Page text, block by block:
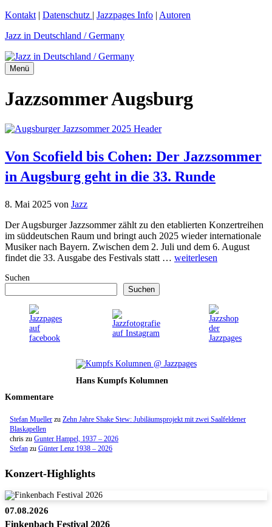
Zum
springen
Kontakt | Datenschutz | Jazzpages Info | Autoren
Jazz in Deutschland / Germany
Menü
Jazzsommer Augsburg
Von Scofield bis Cohen: Der Jazzsommer
in Augsburg geht in die 33. Runde
8. Mai 2025 von Jazz
Der Augsburger Jazzsommer zählt zu den etablierten Konzertreihen
im süddeutschen Raum und bringt auch 2025 wieder internationale
Musiker nach Bayern. Zwischen dem 2. Juli und dem 6. August
findet die 33. Ausgabe des Festivals statt … weiterlesen
Suchen
Suchen
Hans Kumpfs Kolumnen
Kommentare
Stefan Mueller zu Zehn Jahre Shake Stew: Jubiläumsprojekt mit zwei Saalfeldener
Blaskapellen
chris zu Gunter Hampel, 1937 – 2026
Stefan zu Günter Lenz 1938 – 2026
Konzert-Highlights
07.08.2026
Finkenbach Festival 2026